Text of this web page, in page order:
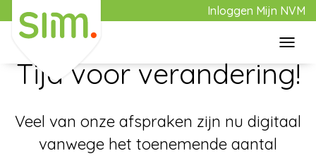
Inloggen Mijn NVM
Home
Tijd voor verandering!
Veel van onze afspraken zijn nu digitaal
vanwege het toenemende aantal